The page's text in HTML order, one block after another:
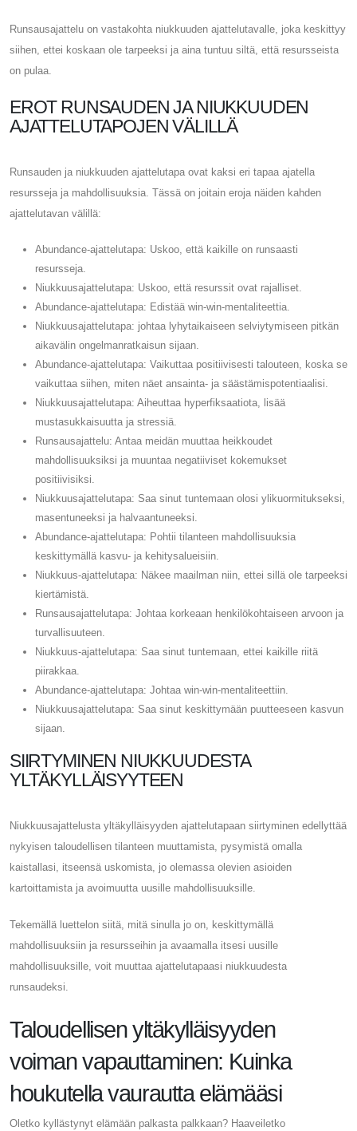
Runsausajattelu on vastakohta niukkuuden ajattelutavalle, joka keskittyy
siihen, ettei koskaan ole tarpeeksi ja aina tuntuu siltä, ​​että resursseista
on pulaa.
EROT RUNSAUDEN JA NIUKKUUDEN
AJATTELUTAPOJEN VÄLILLÄ
Runsauden ja niukkuuden ajattelutapa ovat kaksi eri tapaa ajatella
resursseja ja mahdollisuuksia. Tässä on joitain eroja näiden kahden
ajattelutavan välillä:
Abundance-ajattelutapa: Uskoo, että kaikille on runsaasti
resursseja.
Niukkuusajattelutapa: Uskoo, että resurssit ovat rajalliset.
Abundance-ajattelutapa: Edistää win-win-mentaliteettia.
Niukkuusajattelutapa: johtaa lyhytaikaiseen selviytymiseen pitkän
aikavälin ongelmanratkaisun sijaan.
Abundance-ajattelutapa: Vaikuttaa positiivisesti talouteen, koska se
vaikuttaa siihen, miten näet ansainta- ja säästämispotentiaalisi.
Niukkuusajattelutapa: Aiheuttaa hyperfiksaatiota, lisää
mustasukkaisuutta ja stressiä.
Runsausajattelu: Antaa meidän muuttaa heikkoudet
mahdollisuuksiksi ja muuntaa negatiiviset kokemukset
positiivisiksi.
Niukkuusajattelutapa: Saa sinut tuntemaan olosi ylikuormitukseksi,
masentuneeksi ja halvaantuneeksi.
Abundance-ajattelutapa: Pohtii tilanteen mahdollisuuksia
keskittymällä kasvu- ja kehitysalueisiin.
Niukkuus-ajattelutapa: Näkee maailman niin, ettei sillä ole tarpeeksi
kiertämistä.
Runsausajattelutapa: Johtaa korkeaan henkilökohtaiseen arvoon ja
turvallisuuteen.
Niukkuus-ajattelutapa: Saa sinut tuntemaan, ettei kaikille riitä
piirakkaa.
Abundance-ajattelutapa: Johtaa win-win-mentaliteettiin.
Niukkuusajattelutapa: Saa sinut keskittymään puutteeseen kasvun
sijaan.
SIIRTYMINEN NIUKKUUDESTA
YLTÄKYLLÄISYYTEEN
Niukkuusajattelusta yltäkylläisyyden ajattelutapaan siirtyminen edellyttää
nykyisen taloudellisen tilanteen muuttamista, pysymistä omalla
kaistallasi, itseensä uskomista, jo olemassa olevien asioiden
kartoittamista ja avoimuutta uusille mahdollisuuksille.
Tekemällä luettelon siitä, mitä sinulla jo on, keskittymällä
mahdollisuuksiin ja resursseihin ja avaamalla itsesi uusille
mahdollisuuksille, voit muuttaa ajattelutapaasi niukkuudesta
runsaudeksi.
Taloudellisen yltäkylläisyyden
voiman vapauttaminen: Kuinka
houkutella vaurautta elämääsi
Oletko kyllästynyt elämään palkasta palkkaan? Haaveiletko